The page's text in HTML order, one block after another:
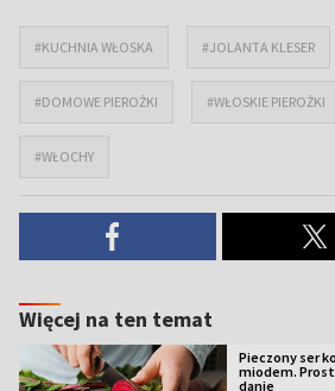
#KUCHNIA WŁOSKA #JOLANTA KLESER
#DOMOWE PIEROŻKI #WŁOSKIE PIEROŻKI
#WŁOCHY
Więcej na ten temat
Pieczony ser
miodem.
danie